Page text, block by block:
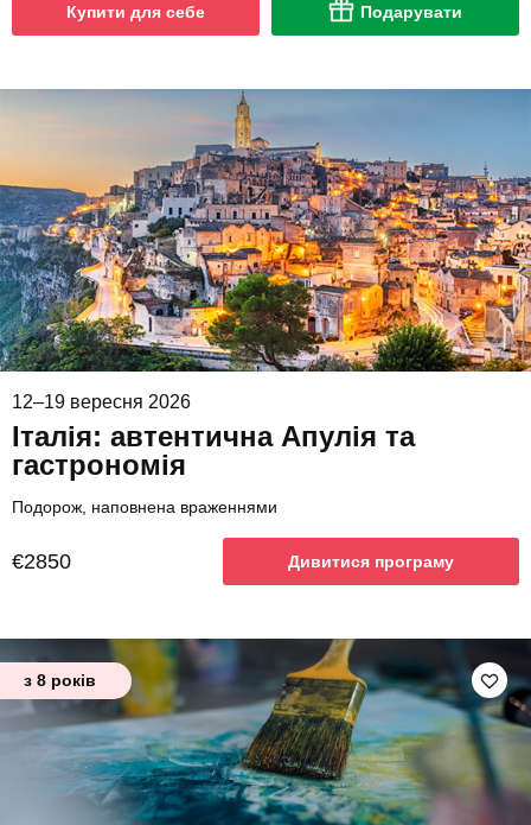
Купити для себе Подарувати
12–19 вересня 2026
Італія: автентична Апулія та
гастрономія
Подорож, наповнена враженнями
€2850 Дивитися програму
з 8 років